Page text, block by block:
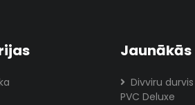
Jaunākās
Divviru
PVC Deluxe